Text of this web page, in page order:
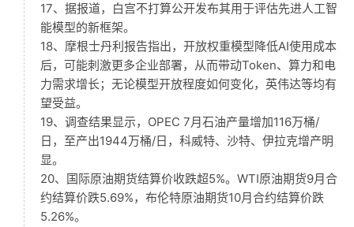
17、据报道，白宫不打算公开发布其用于评估先进人工智
能模型的新框架。
18、摩根士丹利报告指出，开放权重模型降低AI使用成本
后，可能刺激更多企业部署，从而带动Token、算力和电
力需求增长；无论模型开放程度如何变化，英伟达等均有
望受益。
19、调查结果显示，OPEC 7月石油产量增加116万桶/
日，至产出1944万桶/日，科威特、沙特、伊拉克增产明
显。
20、国际原油期货结算价收跌超5%。WTI原油期货9月合
约结算价跌5.69%，布伦特原油期货10月合约结算价跌
5.26%。